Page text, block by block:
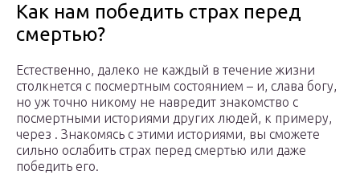
Как нам победить страх перед
смертью?
Естественно, далеко не каждый в течение жизни
столкнется с посмертным состоянием – и, слава богу,
но уж точно никому не навредит знакомство с
посмертными историями других людей, к примеру,
через . Знакомясь с этими историями, вы сможете
сильно ослабить страх перед смертью или даже
победить его.